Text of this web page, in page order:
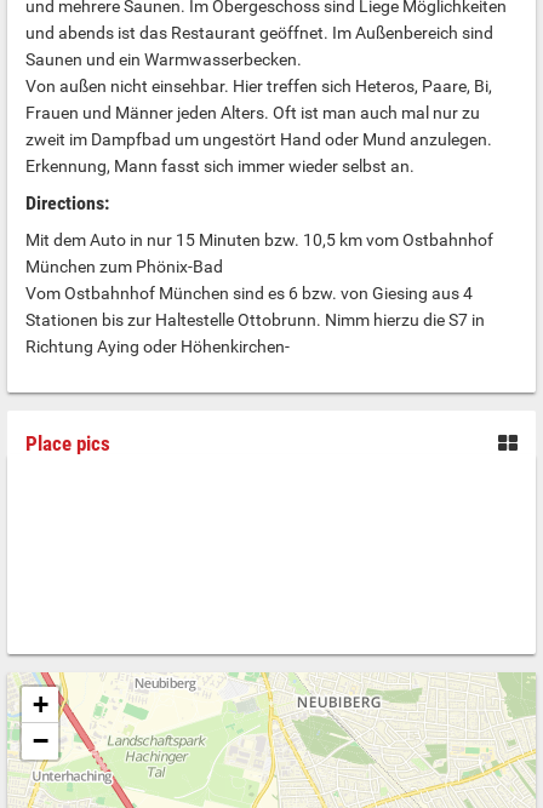
und mehrere Saunen. Im Obergeschoss sind Liege Möglichkeiten
und abends ist das Restaurant geöffnet. Im Außenbereich sind
Saunen und ein Warmwasserbecken.
Von außen nicht einsehbar. Hier treffen sich Heteros, Paare, Bi,
Frauen und Männer jeden Alters. Oft ist man auch mal nur zu
zweit im Dampfbad um ungestört Hand oder Mund anzulegen.
Erkennung, Mann fasst sich immer wieder selbst an.
Directions:
Mit dem Auto in nur 15 Minuten bzw. 10,5 km vom Ostbahnhof
München zum Phönix-Bad
Vom Ostbahnhof München sind es 6 bzw. von Giesing aus 4
Stationen bis zur Haltestelle Ottobrunn. Nimm hierzu die S7 in
Richtung Aying oder Höhenkirchen-
Place pics
+
−